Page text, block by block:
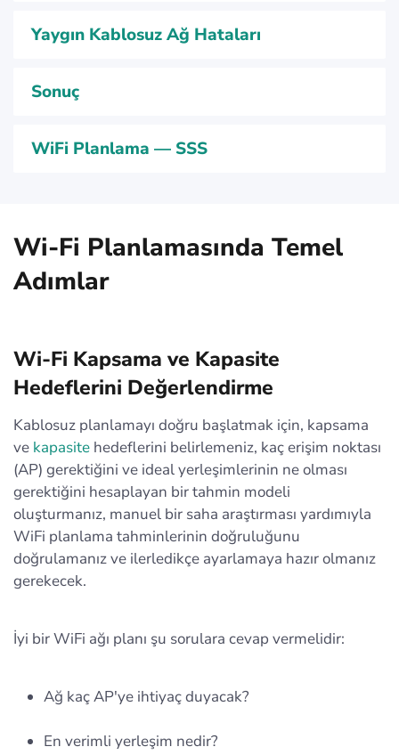
Yaygın Kablosuz Ağ Hataları
Sonuç
WiFi Planlama — SSS
Wi-Fi Planlamasında Temel
Adımlar
Wi-Fi Kapsama ve Kapasite
Hedeflerini Değerlendirme
Kablosuz planlamayı doğru başlatmak için, kapsama
ve kapasite hedeflerini belirlemeniz, kaç erişim noktası
(AP) gerektiğini ve ideal yerleşimlerinin ne olması
gerektiğini hesaplayan bir tahmin modeli
oluşturmanız, manuel bir saha araştırması yardımıyla
WiFi planlama tahminlerinin doğruluğunu
doğrulamanız ve ilerledikçe ayarlamaya hazır olmanız
gerekecek.
İyi bir WiFi ağı planı şu sorulara cevap vermelidir:
Ağ kaç AP'ye ihtiyaç duyacak?
En verimli yerleşim nedir?